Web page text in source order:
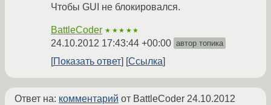
Чтобы GUI не блокировался.
BattleCoder ★★★★★
24.10.2012 17:43:44 +00:00 автор топика
Показать ответ Ссылка
Ответ на: комментарий от BattleCoder 24.10.2012